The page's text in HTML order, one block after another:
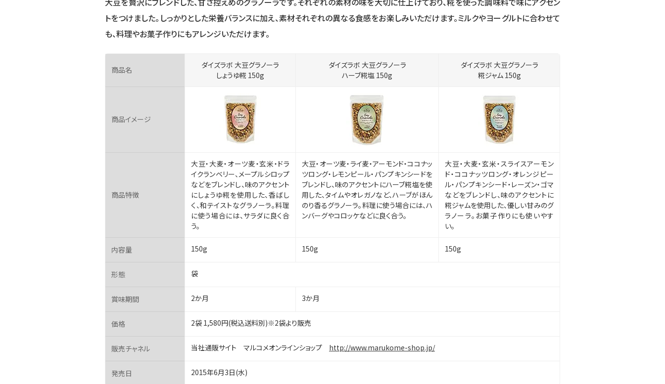
トをつけました。しっかりとした栄養バランスに加え、素材それぞれの異なる食感をお楽しみいただけます。ミルクやヨーグルトに合わせて
も、料理やお菓子作りにもアレンジいただけます。
商品名
ダイズラボ 大豆グラノーラ
しょうゆ糀 150g
ダイズラボ 大豆グラノーラ
ハーブ糀塩 150g
ダイズラボ 大豆グラノーラ
糀ジャム 150g
商品イメージ
商品特徴
大豆・大麦・オーツ麦・玄米・ドラ
イクランベリー、メープルシロップ
などをブレンドし、味のアクセント
にしょうゆ糀を使用した、香ばし
く、和テイストなグラノーラ。料理
に使う場合には、サラダに良く合
う。
大豆・オーツ麦・ライ麦・アーモンド・ココナッ
ツロング・レモンピール・パンプキンシードを
ブレンドし、味のアクセントにハーブ糀塩を使
用した、タイムやオレガノなど、ハーブがほん
のり香るグラノーラ。料理に使う場合には、ハ
ンバーグやコロッケなどに良く合う。
大豆・大麦・玄米・スライスアーモン
ド・ココナッツロング・オレンジピー
ル・パンプキンシード・レーズン・ゴマ
などをブレンドし、味のアクセントに
糀ジャムを使用した、優しい甘みのグ
ラノーラ。お菓子作りにも使いやす
い。
内容量 150g 150g 150g
形態 袋
賞味期間 2か月 3か月
価格 2袋 1,580円(税込送料別)※2袋より販売
販売チャネル 当社通販サイト マルコメオンラインショップ http://www.marukome-shop.jp/
発売日 2015年6月3日(水)